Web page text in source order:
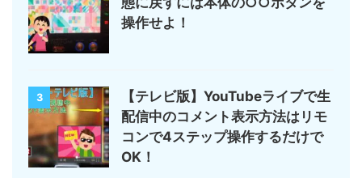
操作せよ！
3
【テレビ版】YouTubeライブで生
配信中のコメント表示方法はリモ
コンで4ステップ操作するだけで
OK！